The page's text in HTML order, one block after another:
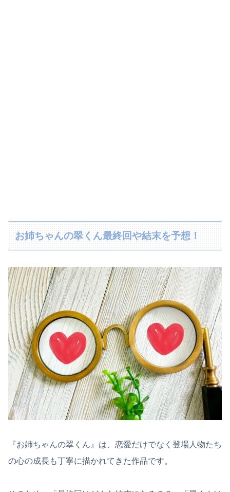
お姉ちゃんの翠くん最終回や結末を予想！
『お姉ちゃんの翠くん』は、恋愛だけでなく登場人物たち
の心の成長も丁寧に描かれてきた作品です。